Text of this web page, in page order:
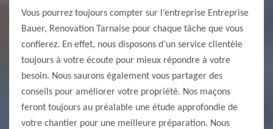
Vous pourrez toujours compter sur l’entreprise Entreprise
Bauer, Renovation Tarnaise pour chaque tâche que vous
confierez. En effet, nous disposons d’un service clientèle
toujours à votre écoute pour mieux répondre à votre
besoin. Nous saurons également vous partager des
conseils pour améliorer votre propriété. Nos maçons
feront toujours au préalable une étude approfondie de
votre chantier pour une meilleure préparation. Nous